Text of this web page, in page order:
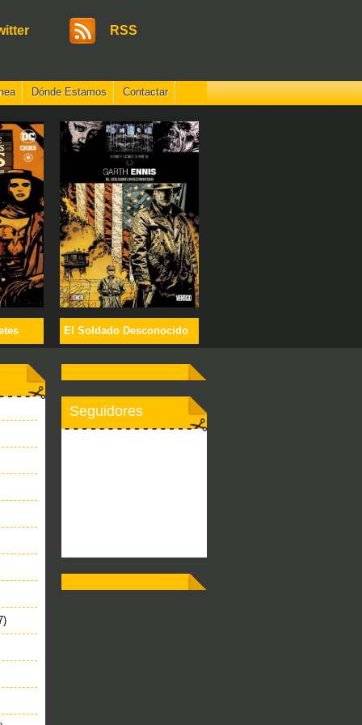
RSS
Dónde Estamos Contactar
El Soldado Desconocido
Seguidores